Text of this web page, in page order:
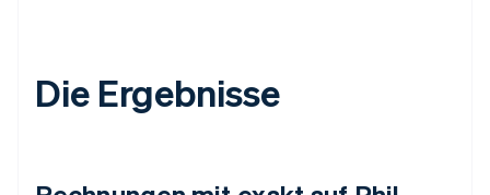
Die Ergebnisse